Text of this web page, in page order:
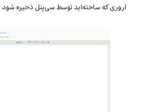
اروری که ساخته‌اید توسط سی‌پنل ذخیره شود.